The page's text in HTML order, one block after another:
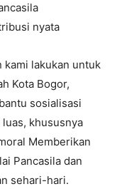
nyata
kami lakukan untuk
Kota Bogor,
sosialisasi
luas, khususnya
Memberikan
Pancasila dan
sehari-hari.